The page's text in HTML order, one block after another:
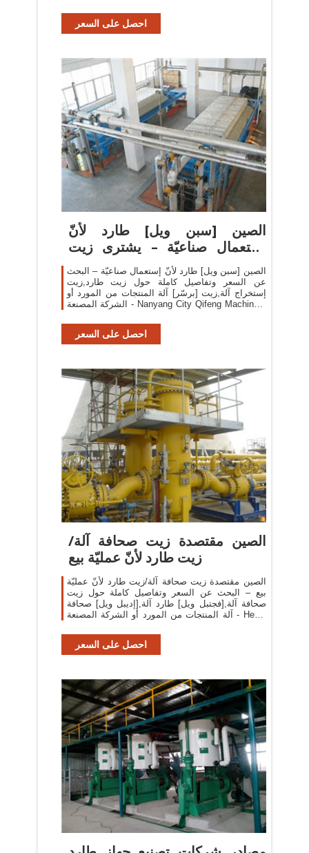
احصل على السعر
الصين [سبن ويل] طارد لأنّ
إستعمال صناعيّة – يشترى زيت
طارد
الصين [سبن ويل] طارد لأنّ إستعمال صناعيّة – البحث
عن السعر وتفاصيل كاملة حول زيت طارد,زيت
إستخراج آلة,زيت [برسّر] آلة المنتجات من المورد أو
الشركة المصنعة - Nanyang City Qifeng Machinery
احصل على السعر
الصين مقتصدة زيت صحافة آلة/
زيت طارد لأنّ عمليّة بيع
الصين مقتصدة زيت صحافة آلة/زيت طارد لأنّ عمليّة
بيع – البحث عن السعر وتفاصيل كاملة حول زيت
صحافة آلة,[فجتبل ويل] طارد آلة,[إديبل ويل] صحافة
آلة المنتجات من المورد أو الشركة المصنعة - Hebei
احصل على السعر